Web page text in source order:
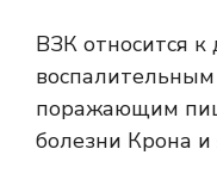
ВЗК относится
поражающим
болезни Крона и